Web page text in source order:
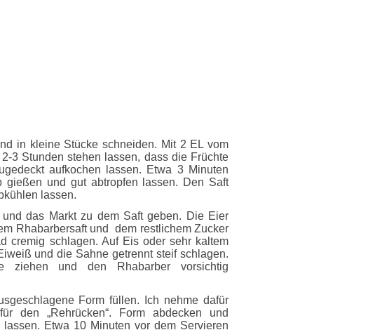
in kleine Stücke schneiden. Mit 2 EL vom
2-3 Stunden stehen lassen, dass die Früchte
aufkochen lassen. Etwa 3 Minuten
gießen und gut abtropfen lassen. Den Saft
lassen.
das Markt zu dem Saft geben. Die Eier
Rhabarbersaft und
dem restlichem Zucker
cremig schlagen. Auf Eis oder sehr kaltem
und die Sahne getrennt steif schlagen.
ziehen und den Rhabarber vorsichtig
Form füllen. Ich nehme dafür
den „Rehrücken“. Form abdecken und
Etwa 10 Minuten vor dem Servieren